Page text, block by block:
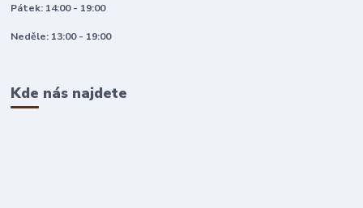
Pátek: 14:00 - 19:00
Neděle: 13:00 - 19:00
Kde nás najdete